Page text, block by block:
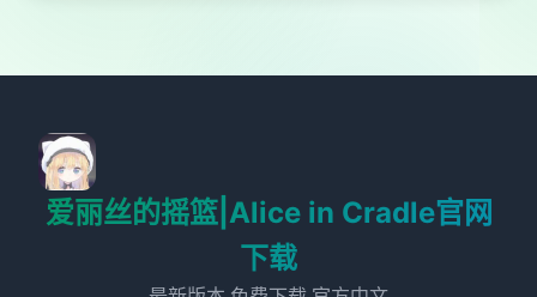
爱丽丝的摇篮|Alice in Cradle官网
下载